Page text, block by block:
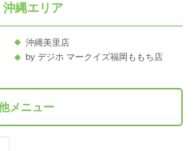
沖縄エリア
沖縄美里店
by デジホ マークイズ福岡ももち店
メニュー